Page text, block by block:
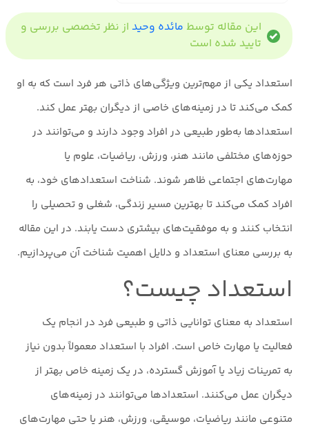
این مقاله توسط مائده وحید از نظر تخصصی بررسی و
تایید شده است
استعداد یکی از مهم‌ترین ویژگی‌های ذاتی هر فرد است که به او
کمک می‌کند تا در زمینه‌های خاصی از دیگران بهتر عمل کند.
استعدادها به‌طور طبیعی در افراد وجود دارند و می‌توانند در
حوزه‌های مختلفی مانند هنر، ورزش، ریاضیات، علوم یا
مهارت‌های اجتماعی ظاهر شوند. شناخت استعدادهای خود، به
افراد کمک می‌کند تا بهترین مسیر زندگی، شغلی و تحصیلی را
انتخاب کنند و به موفقیت‌های بیشتری دست یابند. در این مقاله
به بررسی معنای استعداد و دلایل اهمیت شناخت آن می‌پردازیم.
استعداد چیست؟
استعداد به معنای توانایی ذاتی و طبیعی فرد در انجام یک
فعالیت یا مهارت خاص است. افراد با استعداد معمولاً بدون نیاز
به تمرینات زیاد یا آموزش گسترده، در یک زمینه خاص بهتر از
دیگران عمل می‌کنند. استعدادها می‌توانند در زمینه‌های
متنوعی مانند ریاضیات، موسیقی، ورزش، هنر یا حتی مهارت‌های